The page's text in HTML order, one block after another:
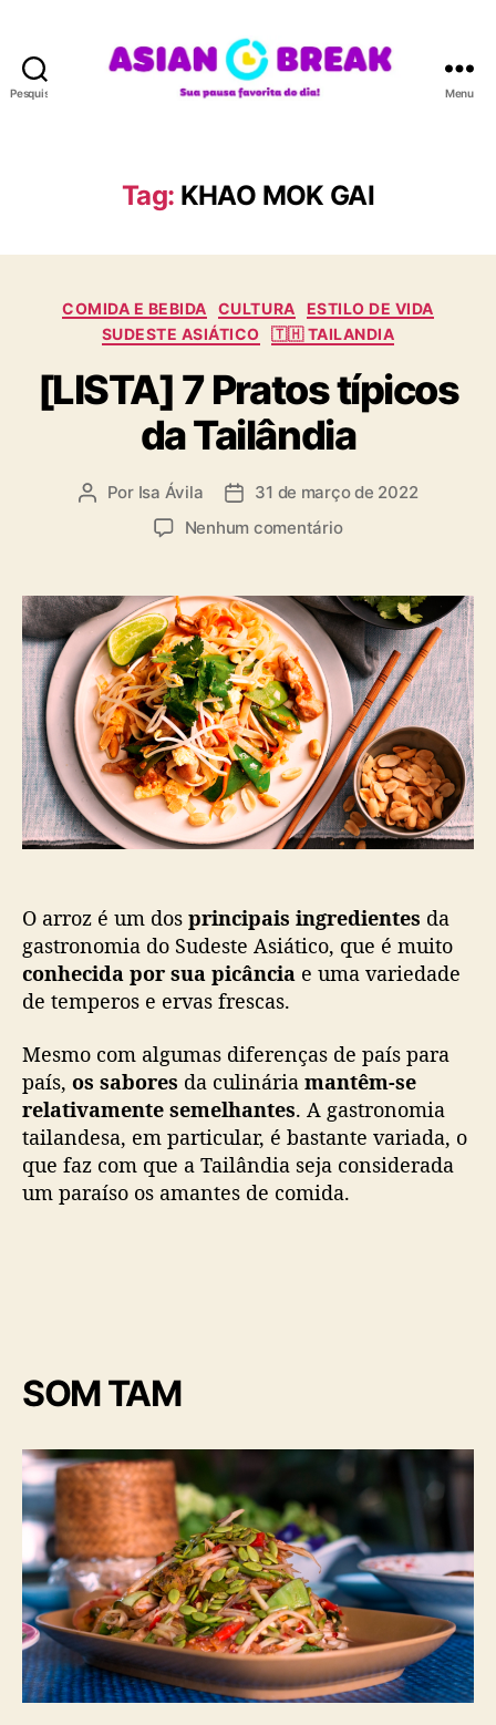
Pesquisar
A
N
R
A
K
Menu
Tag: KHAO MOK GAI
C
a
t
e
g
o
r
a
s
COMIDA E BEBIDA CULTURA
ESTILO DE VIDA
SUDESTE ASIÁTICO
🇹🇭 TAILANDIA
[LISTA] 7 Pratos típicos
da Tailândia
A
r
d
o
p
o
s
Por Isa Ávila
D
d
e
p
u
b
l
i
c
a
ç
ã
31 de março de 2022
Nenhum comentárioe
L
I
S
T
A
]
7
P
r
a
t
t
í
p
s
d
a
T
a
i
O arroz é um dos principais ingredientes da
gastronomia do Sudeste Asiático, que é muito
conhecida por sua picância e uma variedade
de temperos e ervas frescas.
Mesmo com algumas diferenças de país para
país, os sabores da culinária mantêm-se
relativamente semelhantes. A gastronomia
tailandesa, em particular, é bastante variada, o
que faz com que a Tailândia seja considerada
um paraíso os amantes de comida.
SOM TAM